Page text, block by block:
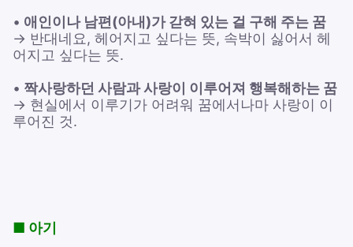
• 애인이나 남편(아내)가 갇혀 있는 걸 구해 주는 꿈
→ 반대네요, 헤어지고 싶다는 뜻, 속박이 싫어서 헤
어지고 싶다는 뜻.
• 짝사랑하던 사람과 사랑이 이루어져 행복해하는 꿈
→ 현실에서 이루기가 어려워 꿈에서나마 사랑이 이
루어진 것.
■ 아기